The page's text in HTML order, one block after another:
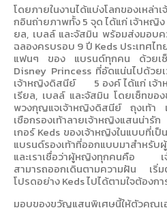
โดยภายในงานได้แบ่งโลกของเห
กอินถ่ายภาพทั้ง 5 จุด ได้แก่ เจ้าหญิง
ยล, เบลล์ และจัสมิน พร้อมส่งมอบ
ฉลองครบรอบ 9ปี Keds ประเทศไ
แฟนๆ ของ แบรนด์ทุกคน ด้วยเซ็
Disney Princess ที่อัดแน่นไปด้วย
เจ้าหญิงดิสนีย์ 5 องค์ ได้แก่ เจ้
เรียล, เบลล์ และจัสมิน โดยเซ็ทข
พวงกุญแจเจ้าหญิงดิสนีย์ ถุงเท้า
เชือกรองเท้าลายเจ้าหญิงแสนน่า
เกอร์Keds ของเจ้าหญิงในแบบที่เป็
แบรนด์รองเท้าที่ออกแบบมาสำหรั
และเราเชื่อว่าผู้หญิงทุกคนคือ เจ้
สามารถออกเดินตามความฝัน เริ่
โปรดอย่างKedsไปได้ตามใจต้องกา
มอบของขวัญแสนพิเศษนี้ให้ตัวคุณ